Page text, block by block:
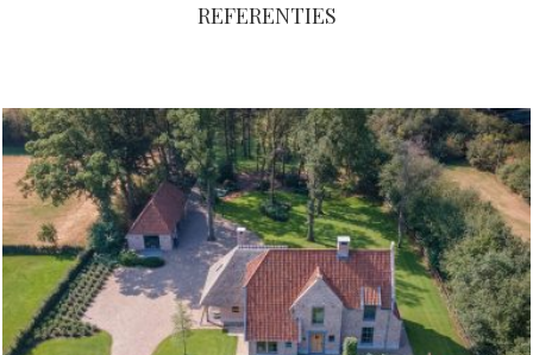
REFERENTIES